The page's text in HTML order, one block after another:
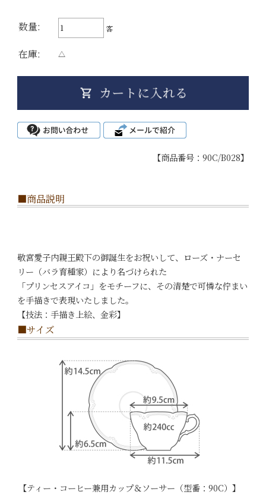
数量: 客
在庫: △
【商品番号：90C/B028】
■商品説明
敬宮愛子内親王殿下の御誕生をお祝いして、ローズ・ナーセ
リー（バラ育種家）により名づけられた
「プリンセスアイコ」をモチーフに、その清楚で可憐な佇まい
を手描きで表現いたしました。
【技法：手描き上絵、金彩】
■サイズ
【ティー・コーヒー兼用カップ＆ソーサー（型番：90C）】